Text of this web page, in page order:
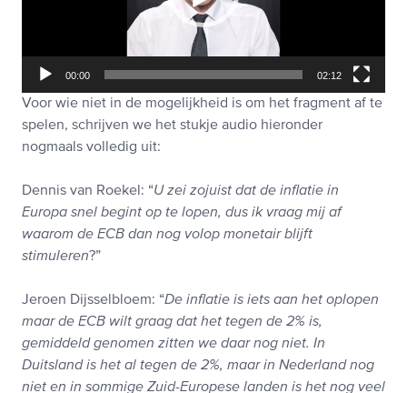
00:00 02:12
Voor wie niet in de mogelijkheid is om het fragment af te
spelen, schrijven we het stukje audio hieronder
nogmaals volledig uit:
Dennis van Roekel: “U zei zojuist dat de inflatie in
Europa snel begint op te lopen, dus ik vraag mij af
waarom de ECB dan nog volop monetair blijft
stimuleren?”
Jeroen Dijsselbloem: “De inflatie is iets aan het oplopen
maar de ECB wilt graag dat het tegen de 2% is,
gemiddeld genomen zitten we daar nog niet. In
Duitsland is het al tegen de 2%, maar in Nederland nog
niet en in sommige Zuid-Europese landen is het nog veel